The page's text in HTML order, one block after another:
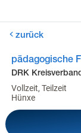
zurück
pädagogische
DRK
Vollzeit, Teilzeit
Hünxe